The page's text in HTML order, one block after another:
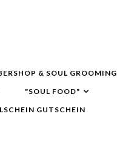
& SOUL GROOMING
"SOUL FOOD"
GUTSCHEIN